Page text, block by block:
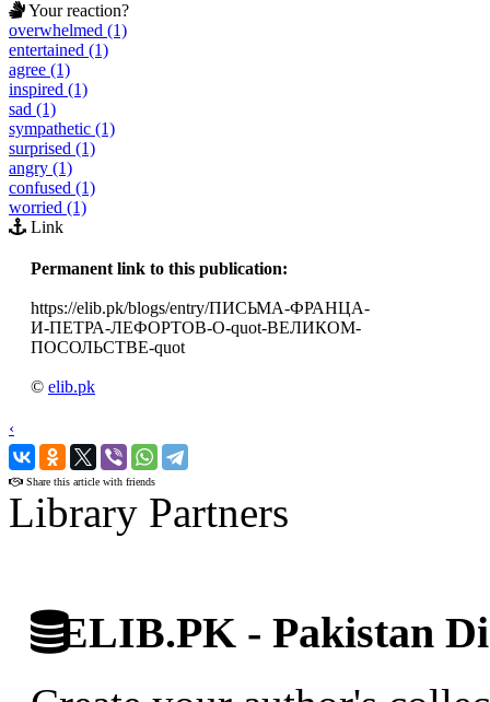
Your reaction?
overwhelmed (1)
entertained (1)
agree (1)
inspired (1)
sad (1)
sympathetic (1)
surprised (1)
angry (1)
confused (1)
worried (1)
Link
Permanent link to this publication:
https://elib.pk/blogs/entry/ПИСЬМА-ФРАНЦА-
И-ПЕТРА-ЛЕФОРТОВ-О-quot-ВЕЛИКОМ-
ПОСОЛЬСТВЕ-quot
© elib.pk
‹
›
Share this article with friends
Library Partners
ELIB.PK - Pakistan